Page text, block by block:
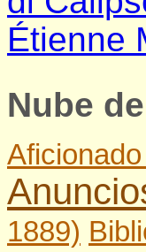
Étienne
Nube
1889)